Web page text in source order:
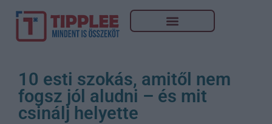
10 esti szokás, amitől nem
fogsz jól aludni – és mit
csinálj helyette